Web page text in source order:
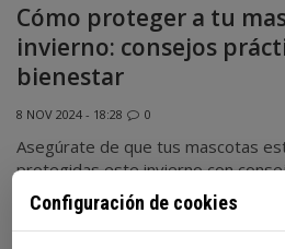
Cómo proteger a tu
invierno: consejos
bienestar
8 NOV 2024 - 18:28 0
Asegúrate de que tus mascotas
protegidas este invierno con
descanso, alimentación,
especiales para cachorros,
Configuración de cookies